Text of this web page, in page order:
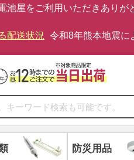
池屋をご利用いただきあり
配送状況 令和8年熊本地震に
防災用品